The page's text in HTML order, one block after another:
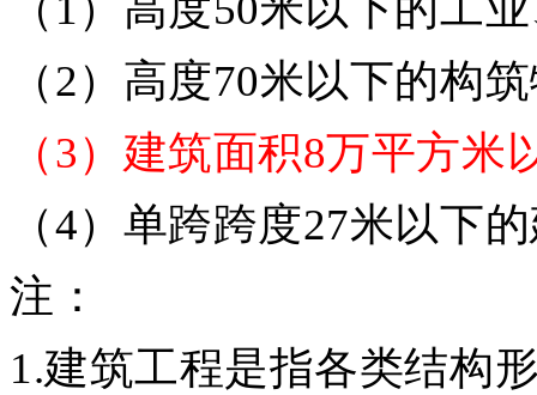
（2）高度70米以下的构
（3）建筑面积8万平方米
（4）单跨跨度27米以下
注：
1.建筑工程是指各类结构